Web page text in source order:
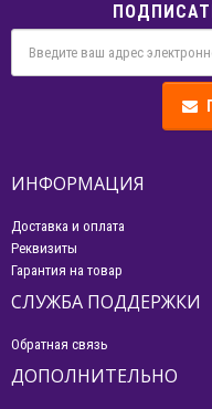
ИНФОРМАЦИЯ
Доставка и оплата
Реквизиты
Гарантия на товар
СЛУЖБА ПОДДЕРЖКИ
Обратная связь
ДОПОЛНИТЕЛЬНО